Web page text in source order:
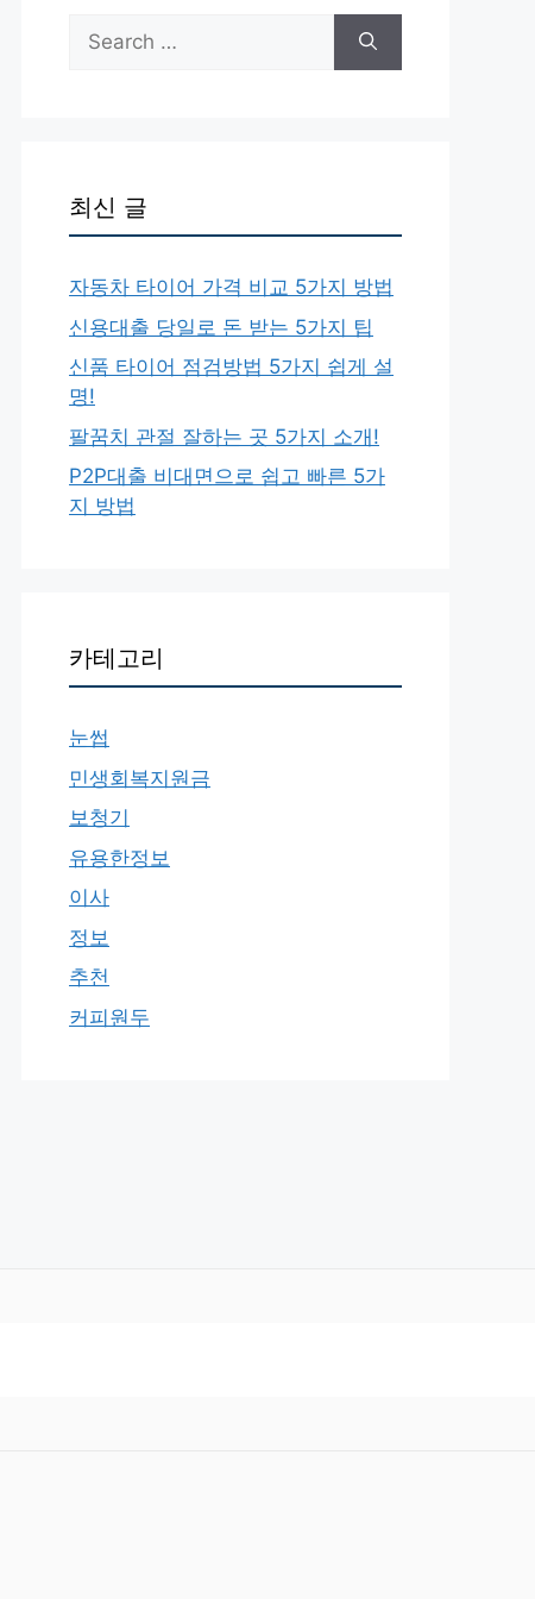
Search
for:
최신 글
자동차 타이어 가격 비교 5가지 방법
신용대출 당일로 돈 받는 5가지 팁
신품 타이어 점검방법 5가지 쉽게 설
명!
팔꿈치 관절 잘하는 곳 5가지 소개!
P2P대출 비대면으로 쉽고 빠른 5가
지 방법
카테고리
눈썹
민생회복지원금
보청기
유용한정보
이사
정보
추천
커피원두